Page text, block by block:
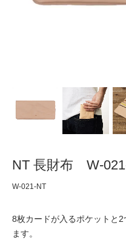
NT 長財布 W-
W-021-NT
8枚カードが入るポケットと
ます。